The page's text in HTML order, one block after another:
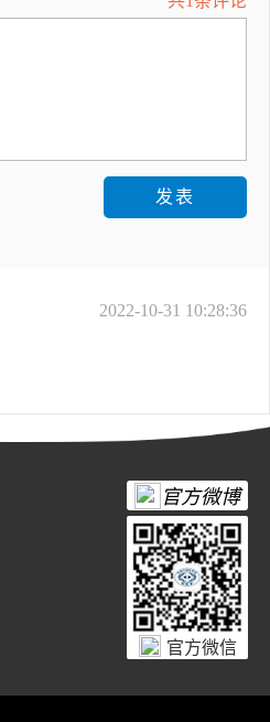
发表
2022-10-31 10:28:36
官方微博
官方微信